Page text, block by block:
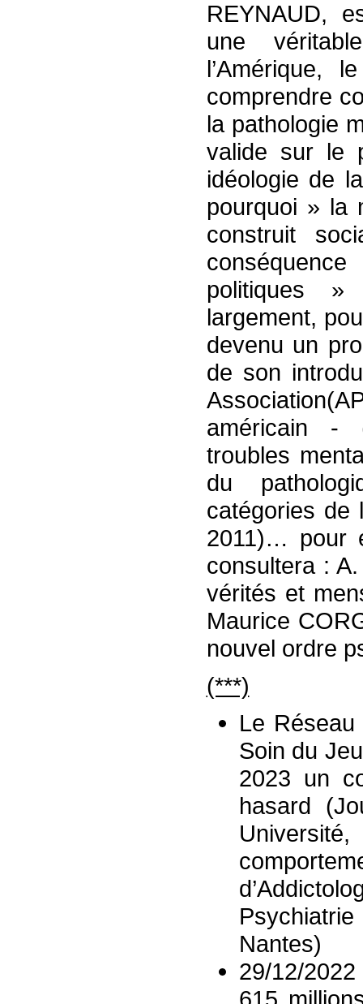
REYNAUD,
une
l’Amérique,
comprendre
la pathologie
valide sur le
idéologie de
pourquoi » la
construit
politiques »
largement,
devenu un
de son
américain -
troubles
du
catégories de
2011)… pour
consultera :
vérités et
Maurice
nouvel ordre
(***)
Le
Soin du
2023 un
hasard
Nantes)
29/12/